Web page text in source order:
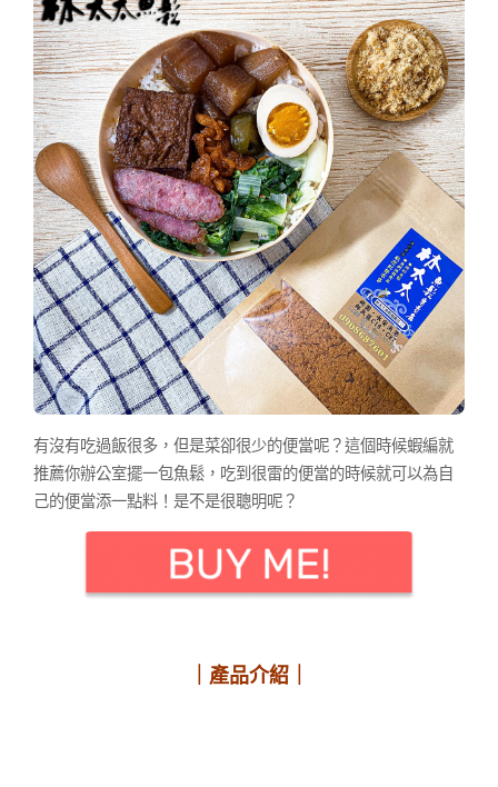
有沒有吃過飯很多，但是菜卻很少的便當呢？這個時候蝦編就
推薦你辦公室擺一包魚鬆，吃到很雷的便當的時候就可以為自
己的便當添一點料！是不是很聰明呢？
｜產品介紹｜